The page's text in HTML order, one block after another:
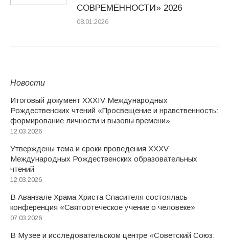
СОВРЕМЕННОСТИ» 2026
08.01.2026
Новости
Итоговый документ XXХIV Международных
Рождественских чтений «Просвещение и нравственность:
формирование личности и вызовы времени»
12.03.2026
Утверждены тема и сроки проведения XXXV
Международных Рождественских образовательных
чтений
12.03.2026
В Аванзале Храма Христа Спасителя состоялась
конференция «Святоотеческое учение о человеке»
07.03.2026
В Музее и исследовательском центре «Советский Союз: